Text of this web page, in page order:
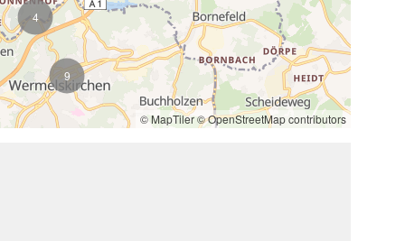
4
9
© MapTiler© OpenStreetMap contributors